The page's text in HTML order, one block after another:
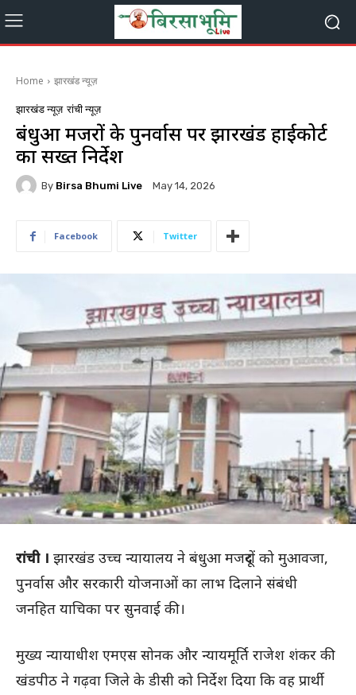
Home झारखंड न्यूज़
झारखंड न्यूज़ रांची न्यूज़
बंधुआ मजदूरों के पुनर्वास पर झारखंड हाईकोर्ट
का सख्त निर्देश
By Birsa Bhumi Live May 14, 2026
Facebook Twitter
रांची । झारखंड उच्च न्यायालय ने बंधुआ मजदूरों को मुआवजा,
पुनर्वास और सरकारी योजनाओं का लाभ दिलाने संबंधी
जनहित याचिका पर सुनवाई की।
मुख्य न्यायाधीश एमएस सोनक और न्यायमूर्ति राजेश शंकर की
खंडपीठ ने गढ़वा जिले के डीसी को निर्देश दिया कि वह प्रार्थी